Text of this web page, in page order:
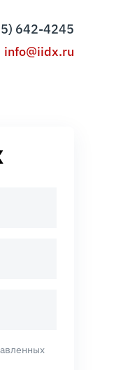
642-4245
info@iidx.ru